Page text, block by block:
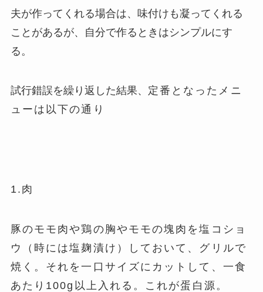
夫が作ってくれる場合は、味付けも凝ってくれる
ことがあるが、自分で作るときはシンプルにす
る。
試行錯誤を繰り返した結果、 定番となったメニ
ューは以下の通り
1.肉
豚のモモ肉や鶏の胸やモモの塊肉を塩コショ
ウ（時には塩麹漬け）しておいて、グリルで
焼く。それを一口サイズにカットして、一食
あたり100g以上入れる。これが蛋白源。